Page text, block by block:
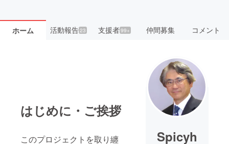
ホーム 活動報告23 支援者99+ 仲間募集 コメント
はじめに・ご挨拶
このプロジェクトを取り纏
Spicyh